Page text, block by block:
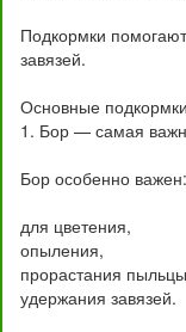
Подкормки
завязей.
Основные
1. Бор — самая
Бор особенно важен:
для цветения,
опыления,
прорастания
удержания завязей.